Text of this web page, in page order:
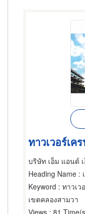
ทาวเวอร์เค
Heading Name :
Keyword : ทาวเว
เขตคลองสามวา
Views : 81